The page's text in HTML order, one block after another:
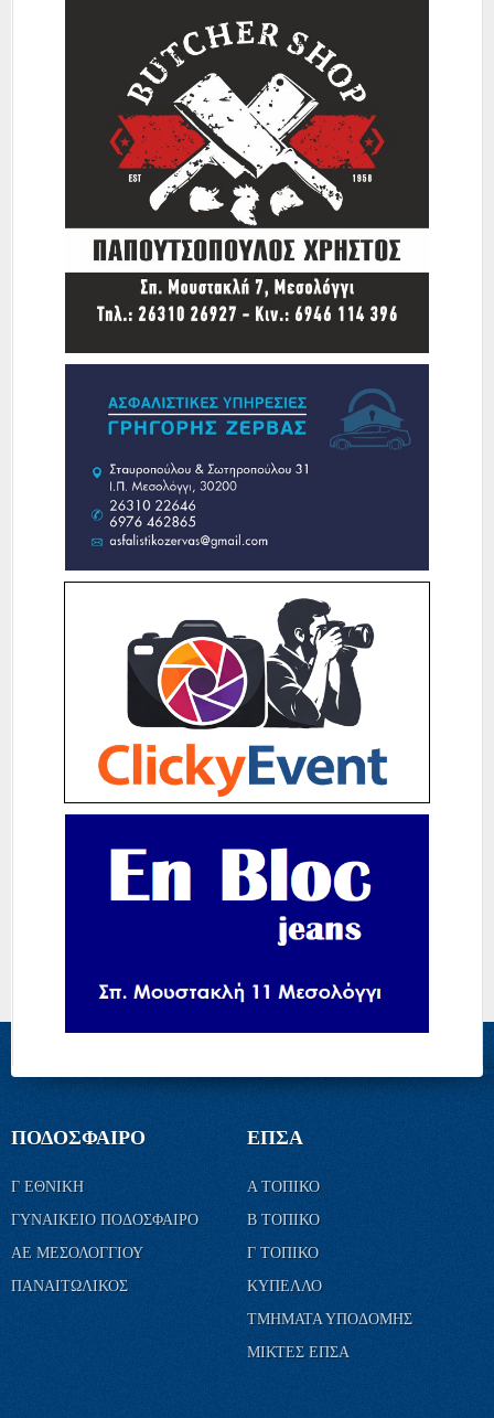
ΠΟΔΟΣΦΑΙΡΟ
Γ ΕΘΝΙΚΗ
ΓΥΝΑΙΚΕΙΟ ΠΟΔΟΣΦΑΙΡΟ
ΑΕ ΜΕΣΟΛΟΓΓΙΟΥ
ΠΑΝΑΙΤΩΛΙΚΟΣ
ΕΠΣΑ
Α ΤΟΠΙΚΟ
Β ΤΟΠΙΚΟ
Γ ΤΟΠΙΚΟ
ΚΥΠΕΛΛΟ
ΤΜΗΜΑΤΑ ΥΠΟΔΟΜΗΣ
ΜΙΚΤΕΣ ΕΠΣΑ